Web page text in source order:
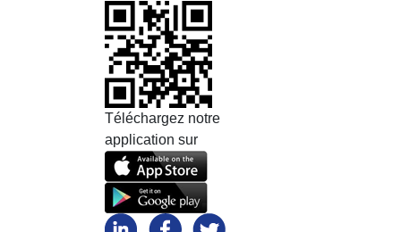
Téléchargez notre
application sur